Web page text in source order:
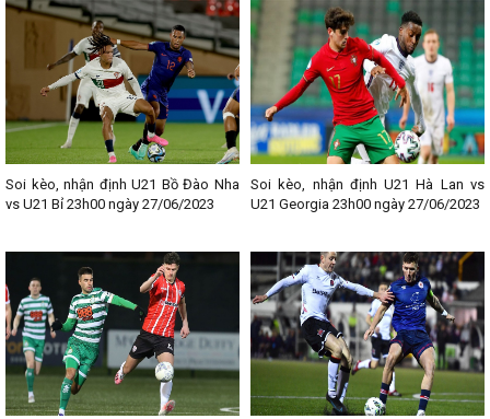
Soi kèo, nhận định U21 Bồ Đào Nha
vs U21 Bỉ 23h00 ngày 27/06/2023
Soi kèo, nhận định U21 Hà Lan vs
U21 Georgia 23h00 ngày 27/06/2023